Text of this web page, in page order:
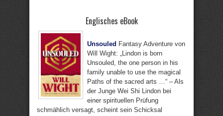
Englisches eBook
Unsouled Fantasy Adventure von
Will Wight: „Lindon is born
Unsouled, the one person in his
family unable to use the magical
Paths of the sacred arts …“ – Als
der Junge Wei Shi Lindon bei
einer spirituellen Prüfung
schmählich versagt, scheint sein Schicksal